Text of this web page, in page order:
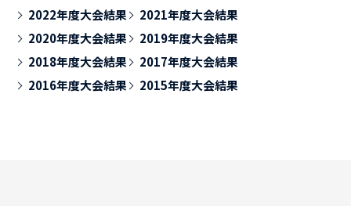
2022年度大会結果
2021年度大会結果
2020年度大会結果
2019年度大会結果
2018年度大会結果
2017年度大会結果
2016年度大会結果
2015年度大会結果